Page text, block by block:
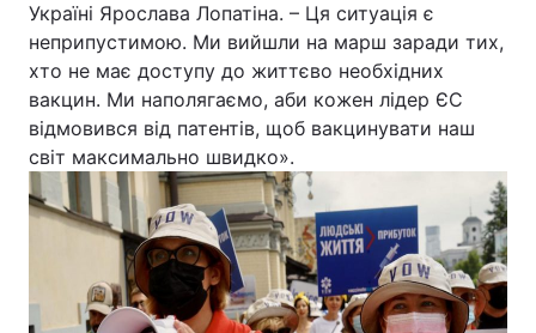
Україні Ярослава Лопатіна. – Ця ситуація є
неприпустимою. Ми вийшли на марш заради тих,
хто не має доступу до життєво необхідних
вакцин. Ми наполягаємо, аби кожен лідер ЄС
відмовився від патентів, щоб вакцинувати наш
світ максимально швидко».